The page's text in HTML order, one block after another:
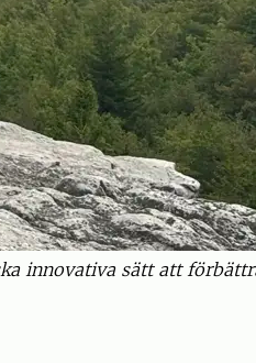
innovativa sätt att